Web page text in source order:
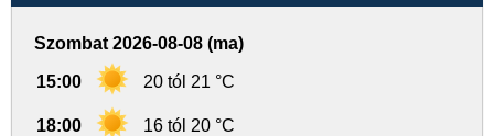
Szombat 2026-08-08 (ma)
15:00 20 tól 21 °C
18:00 16 tól 20 °C